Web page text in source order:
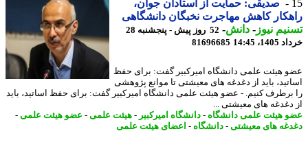
صدیقی: حمایت از استادان جوان،
کاهش مهاجرت نخبگان دانشگاهی
نیوز-دانش -
52 روز پیش - پنجشنبه 28
14:45
81696685
هیئت علمی دانشگاه امیرکبیر گفت: برای حفظ
باید از دغدغه های معیشتی تا موانع پژوهشی
کنیم. - عضو هیئت علمی دانشگاه امیرکبیر گفت: برای حفظ اساتید، باید
های معیشتی ...
هیئت علمی دانشگاه-دانشگاه امیرکبیر -هیئت علمی-عضو هیئت علمی-
های معیشتی-دانشگاه-اعضای هیئت علمی